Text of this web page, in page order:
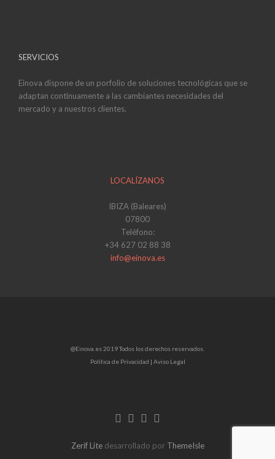
SERVICIOS
Einova dispone de un porfolio de soluciones tecnológicas que se
adaptan continuamente a las cambiantes necesidades del
mercado y a nuestros clientes.
LOCALÍZANOS
IBIZA (Baleares)
07800
Teléfono:
+34 627 02 88 38
info@einova.es
@Einova.es 2019 Todos los derechos reservados.
Política de Privacidad | Aviso Legal
Enlace
Facebook
Enlace
Twitter
Enlace
Linkedin
Zerif Lite desarrollado por ThemeIsle